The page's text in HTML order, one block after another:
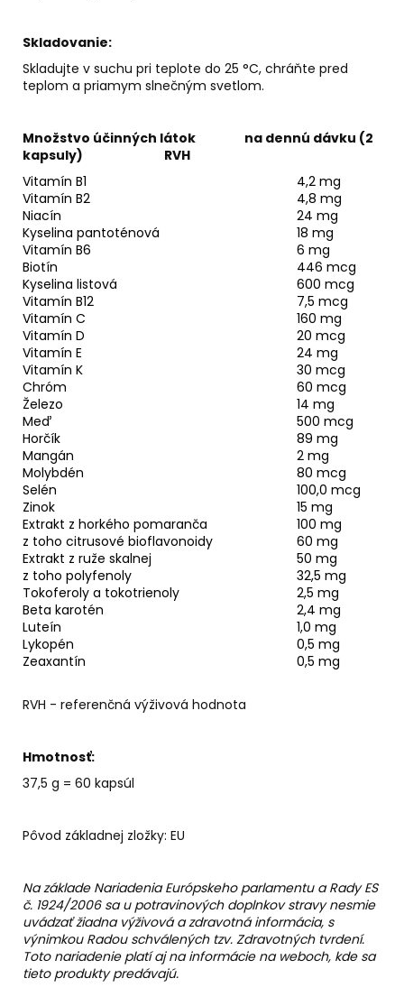
Skladovanie:
Skladujte v suchu pri teplote do 25 °C, chráňte pred
teplom a priamym slnečným svetlom.
Množstvo účinných látok na dennú dávku (2
kapsuly) RVH
Vitamín B1
4,2 mg
Vitamín B2
4,8 mg
Niacín
24 mg
Kyselina pantoténová
18 mg
Vitamín B6
6 mg
Biotín
446 mcg
Kyselina listová
600 mcg
Vitamín B12
7,5 mcg
Vitamín C
160 mg
Vitamín D
20 mcg
Vitamín E
24 mg
Vitamín K
30 mcg
Chróm
60 mcg
Železo
14 mg
Meď
500 mcg
Horčík
89 mg
Mangán
2 mg
Molybdén
80 mcg
Selén
100,0 mcg
Zinok
15 mg
Extrakt z horkého pomaranča
100 mg
z toho citrusové bioflavonoidy
60 mg
Extrakt z ruže skalnej
50 mg
z toho polyfenoly
32,5 mg
Tokoferoly a tokotrienoly
2,5 mg
Beta karotén
2,4 mg
Luteín
1,0 mg
Lykopén
0,5 mg
Zeaxantín
0,5 mg
RVH - referenčná výživová hodnota
Hmotnosť:
37,5 g = 60 kapsúl
Pôvod základnej zložky: EU
Na základe Nariadenia Európskeho parlamentu a Rady ES
č. 1924/2006 sa u potravinových doplnkov stravy nesmie
uvádzať žiadna výživová a zdravotná informácia, s
výnimkou Radou schválených tzv. Zdravotných tvrdení.
Toto nariadenie platí aj na informácie na weboch, kde sa
tieto produkty predávajú.